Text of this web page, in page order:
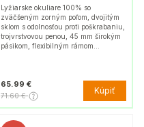
Lyžiarske okuliare 100% so
zväčšeným zorným poľom, dvojitým
sklom s odolnosťou proti poškrabaniu,
trojvrstvovou penou, 45 mm širokým
pásikom, flexibilným rámom…
65.99 €
71.60 € Kúpiť